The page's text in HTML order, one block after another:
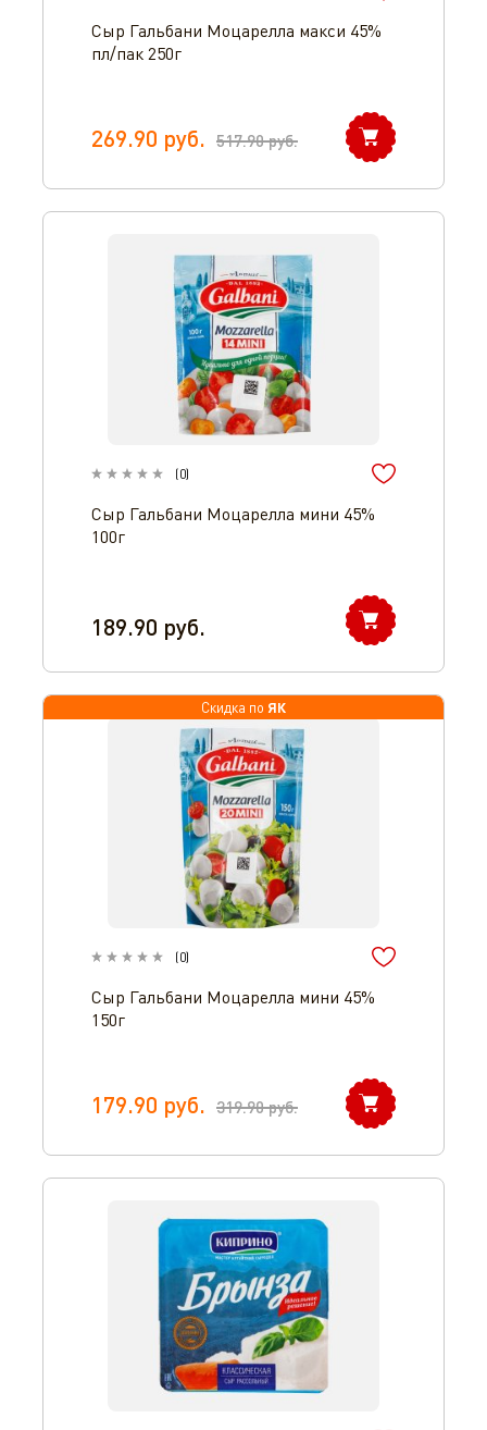
Сыр Гальбани Моцарелла макси 45%
пл/пак 250г
269.90 руб. 517.90руб.
(0)
Сыр Гальбани Моцарелла мини 45%
100г
189.90 руб.
Скидка по ЯК
(0)
Сыр Гальбани Моцарелла мини 45%
150г
179.90 руб. 319.90руб.